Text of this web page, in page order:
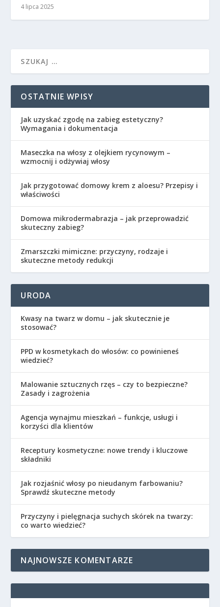
4 lipca 2025
OSTATNIE WPISY
Jak uzyskać zgodę na zabieg estetyczny?
Wymagania i dokumentacja
Maseczka na włosy z olejkiem rycynowym –
wzmocnij i odżywiaj włosy
Jak przygotować domowy krem z aloesu? Przepisy i
właściwości
Domowa mikrodermabrazja – jak przeprowadzić
skuteczny zabieg?
Zmarszczki mimiczne: przyczyny, rodzaje i
skuteczne metody redukcji
URODA
Kwasy na twarz w domu – jak skutecznie je
stosować?
PPD w kosmetykach do włosów: co powinieneś
wiedzieć?
Malowanie sztucznych rzęs – czy to bezpieczne?
Zasady i zagrożenia
Agencja wynajmu mieszkań – funkcje, usługi i
korzyści dla klientów
Receptury kosmetyczne: nowe trendy i kluczowe
składniki
Jak rozjaśnić włosy po nieudanym farbowaniu?
Sprawdź skuteczne metody
Przyczyny i pielęgnacja suchych skórek na twarzy:
co warto wiedzieć?
NAJNOWSZE KOMENTARZE